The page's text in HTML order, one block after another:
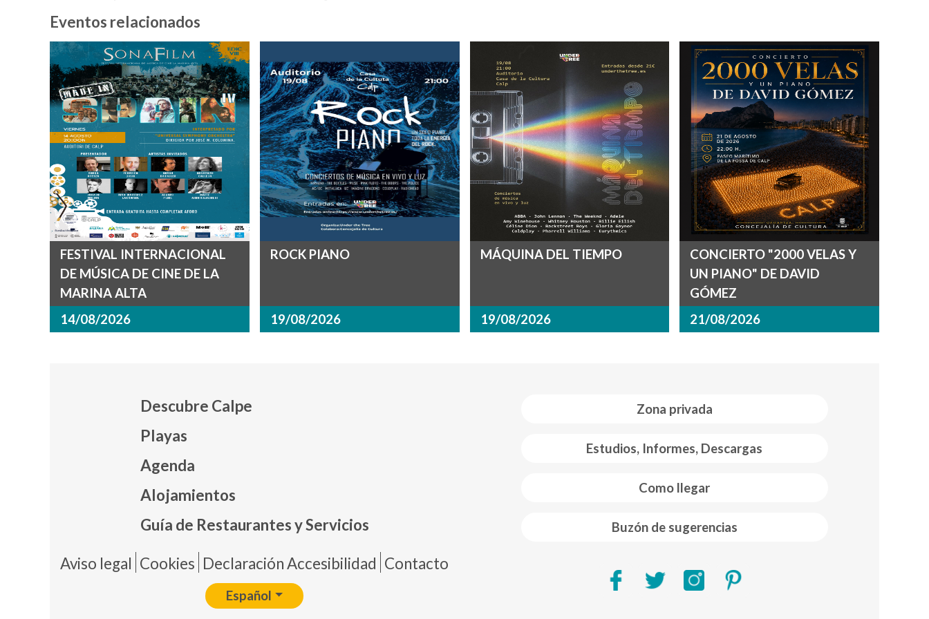
Eventos relacionados
FESTIVAL INTERNACIONAL
DE MÚSICA DE CINE DE LA
MARINA ALTA
14/08/2026
ROCK PIANO
19/08/2026
MÁQUINA DEL TIEMPO
19/08/2026
CONCIERTO "2000 VELAS Y
UN PIANO" DE DAVID
GÓMEZ
21/08/2026
Zona privada
Estudios, Informes, Descargas
Como llegar
Buzón de sugerencias
Descubre Calpe
Playas
Agenda
Alojamientos
Guía de Restaurantes y Servicios
Pie de página
Aviso legal Cookies Declaración Accesibilidad Contacto
Español